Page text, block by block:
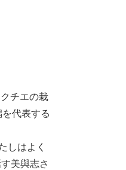
チエの栽
代表する
しはよく
美與志さ